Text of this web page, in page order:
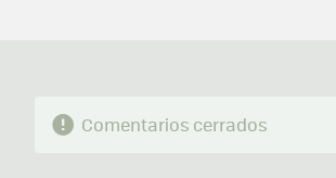
Comentarios cerrados